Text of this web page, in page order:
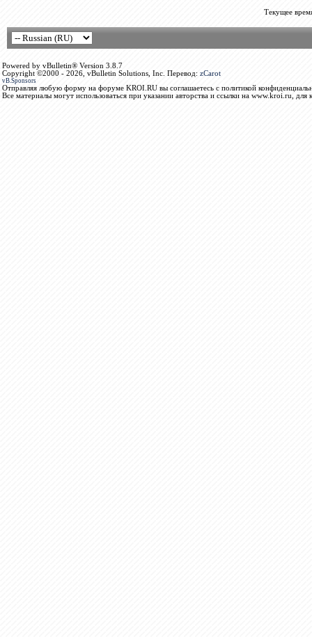
Текущее
Powered by vBulletin® Version 3.8.7
Copyright ©2000 - 2026, vBulletin Solutions, Inc. Перевод: zCarot
vB.Sponsors
Отправляя любую форму на форуме KROI.RU вы соглашаетесь с политикой
Все материалы могут использоваться при указании авторства и ссылки на www.kroi.ru, для